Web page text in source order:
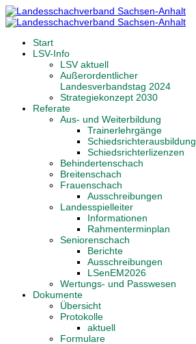
Start
LSV-Info
LSV aktuell
Außerordentlicher
Landesverbandstag 2024
Strategiekonzept 2030
Referate
Aus- und Weiterbildung
Trainerlehrgänge
Schiedsrichterausbildung
Schiedsrichterlizenzen
Behindertenschach
Breitenschach
Frauenschach
Ausschreibungen
Landesspielleiter
Informationen
Rahmenterminplan
Seniorenschach
Berichte
Ausschreibungen
LSenEM2026
Wertungs- und Passwesen
Dokumente
Übersicht
Protokolle
aktuell
Formulare